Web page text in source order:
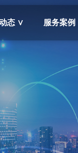
态 ∨ 服务案例